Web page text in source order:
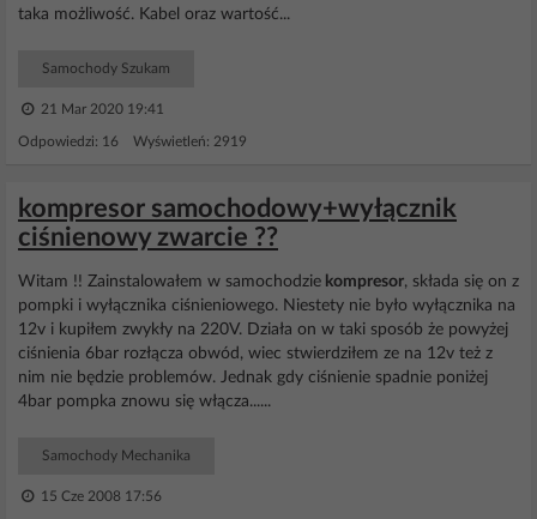
taka możliwość. Kabel oraz wartość...
Samochody Szukam
21 Mar 2020 19:41
Odpowiedzi: 16 Wyświetleń: 2919
kompresor samochodowy+wyłącznik
ciśnienowy zwarcie ??
Witam !! Zainstalowałem w samochodzie kompresor, składa się on z
pompki i wyłącznika ciśnieniowego. Niestety nie było wyłącznika na
12v i kupiłem zwykły na 220V. Działa on w taki sposób że powyżej
ciśnienia 6bar rozłącza obwód, wiec stwierdziłem ze na 12v też z
nim nie będzie problemów. Jednak gdy ciśnienie spadnie poniżej
4bar pompka znowu się włącza......
Samochody Mechanika
15 Cze 2008 17:56